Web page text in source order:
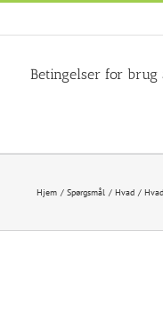
Betingelser for brug
Hjem Spørgsmål Hvad